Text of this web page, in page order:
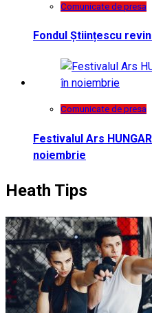
Comunicate de presa
Fondul Științescu
Comunicate de presa
Festivalul Ars
noiembrie
Heath Tips